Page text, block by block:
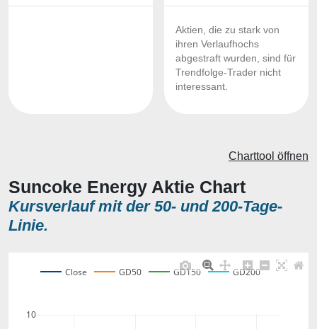
Aktien, die zu stark von
ihren Verlaufhochs
abgestraft wurden, sind für
Trendfolge-Trader nicht
interessant.
Suncoke Energy Aktie Chart
Kursverlauf mit der 50- und 200-Tage-
Linie.
Charttool öffnen
10
Close GD50 GD150 GD200